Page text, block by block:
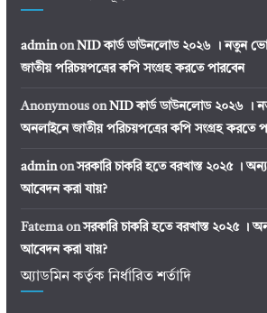
adminon NID কার্ড ডাউনলোড ২০২৬ । নতুন
জাতীয় পরিচয়পত্রের কপি সংগ্রহ করতে পারবেন
Anonymouson NID কার্ড ডাউনলোড ২০২৬ ।
অনলাইনে জাতীয় পরিচয়পত্রের কপি সংগ্রহ করতে
adminonসরকারি চাকরি হতে বরখাস্ত ২০২৫ ।
আবেদন করা যায়?
Fatemaonসরকারি চাকরি হতে বরখাস্ত ২০২৫ ।
আবেদন করা যায়?
অ্যাডমিন কর্তৃক নির্ধারিত শর্তাদি